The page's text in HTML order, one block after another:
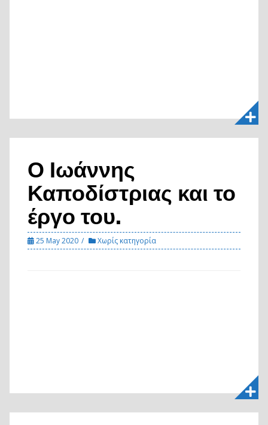
Ο Ιωάννης
Καποδίστριας και το
έργο του.
25 May 2020 Χωρίς κατηγορία